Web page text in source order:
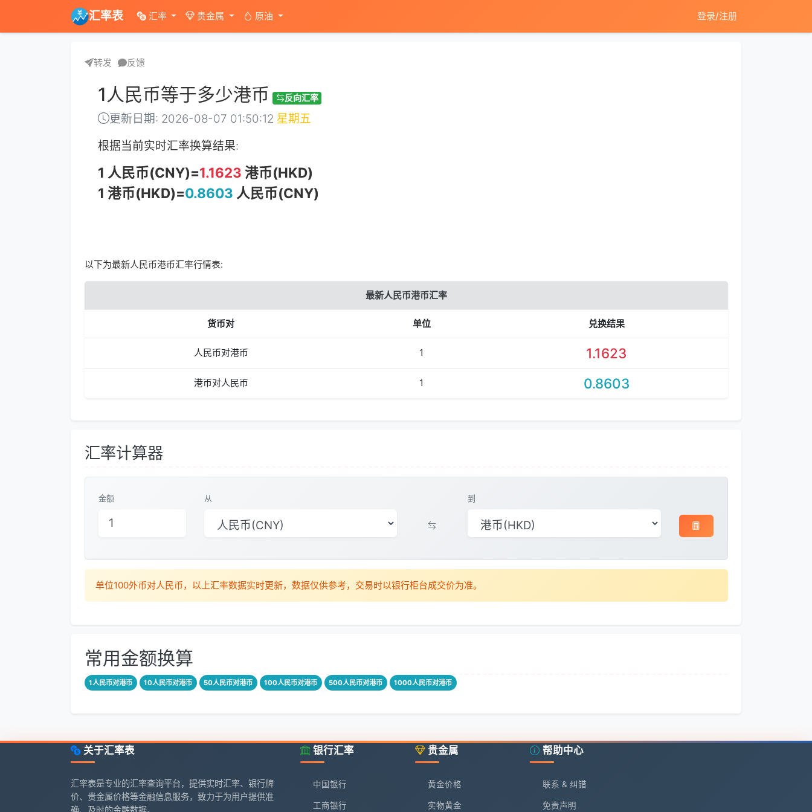
汇率表 汇率 贵金属 原油 登录/注册
转发 反馈
1人民币等于多少港币 反向汇率
更新日期: 2026-08-07 01:50:12 星期五
根据当前实时汇率换算结果:
1 人民币(CNY)=1.1623 港币(HKD)
1 港币(HKD)=0.8603 人民币(CNY)
以下为最新人民币港币汇率行情表:
最新人民币港币汇率
货币对 单位 兑换结果
人民币对港币 1 1.1623
港币对人民币 1 0.8603
汇率计算器
金额 从 到
单位100外币对人民币，以上汇率数据实时更新，数据仅供参考，交易时以银行柜台成交价为准。
常用金额换算
1人民币对港币 10人民币对港币 50人民币对港币 100人民币对港币 500人民币对港币 1000人民币对港币
关于汇率表
汇率表是专业的汇率查询平台，提供实时汇率、银行牌
价、贵金属价格等金融信息服务，致力于为用户提供准
确、及时的金融数据。
银行汇率
中国银行
工商银行
贵金属
黄金价格
实物黄金
帮助中心
联系 & 纠错
免责声明